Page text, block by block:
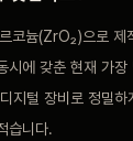
코늄(ZrO₂)으로 제
시에 갖춘 현재 가장
지털 장비로 정밀하
습니다.